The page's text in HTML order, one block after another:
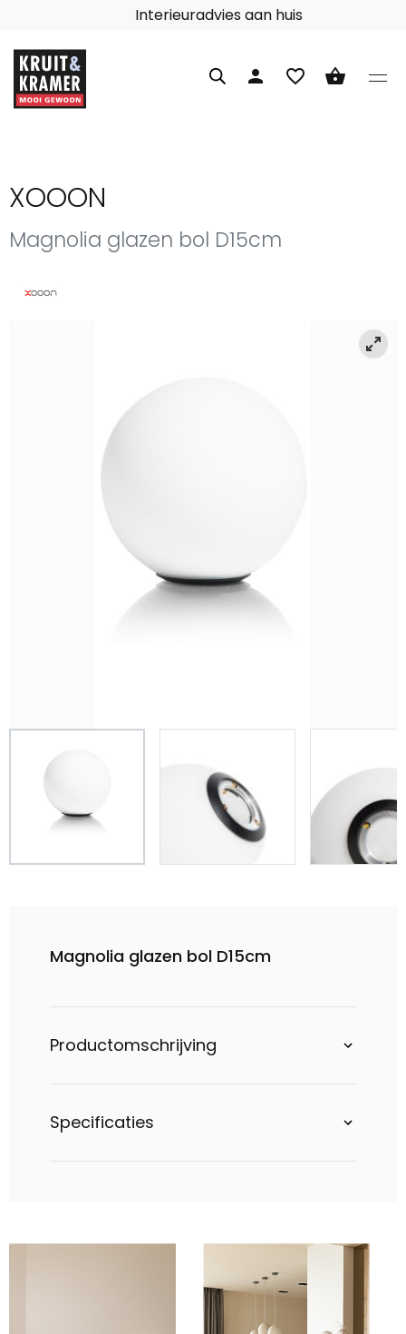
Interieuradvies aan huis
person favorite_border shopping_basket
XOOON
Magnolia glazen bol D15cm
Magnolia glazen bol D15cm
Productomschrijving
Specificaties